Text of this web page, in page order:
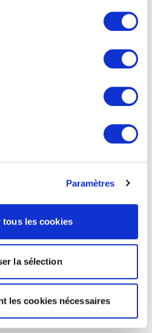
Paramètres
tous les cookies
la sélection
les cookies nécessaires